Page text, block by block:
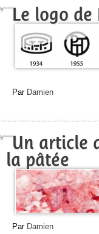
Le logo de
Par Damien
Un article
la pâtée
Par Damien